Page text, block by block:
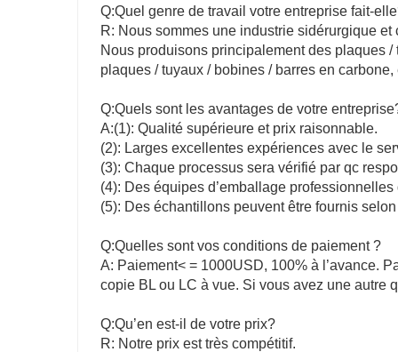
Q:Quel genre de travail votre entreprise fait-
R: Nous sommes une industrie sidérurgique et
Nous produisons principalement des plaques
plaques / tuyaux / bobines / barres en carbone,
Q:Quels sont les avantages de votre
A:(1): Qualité supérieure et prix raisonnable.
(2): Larges excellentes expériences avec le
(3): Chaque processus sera vérifié par qc
(4): Des équipes d’emballage
(5): Des échantillons peuvent être fournis
Q:Quelles sont vos conditions de paiement ?
A: Paiement< = 1000USD, 100% à l’avance.
copie BL ou LC à vue. Si vous avez une autre
Q:Qu’en est-il de votre prix?
R: Notre prix est très compétitif.